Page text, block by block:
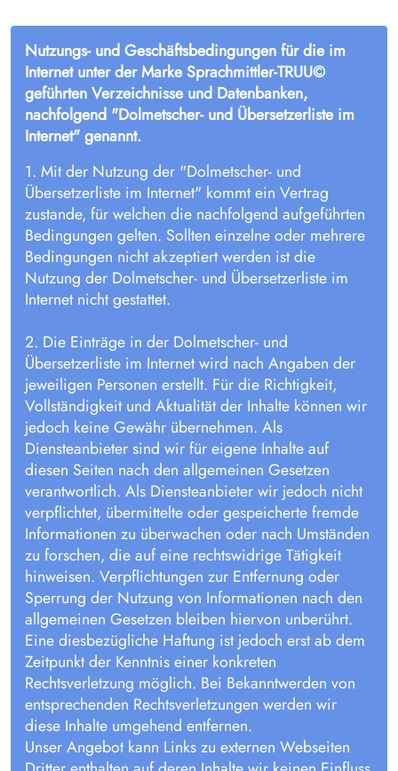
Nutzungs- und Geschäftsbedingungen für die im
Internet unter der Marke Sprachmittler-TRUU©
geführten Verzeichnisse und Datenbanken,
nachfolgend "Dolmetscher- und Übersetzerliste im
Internet" genannt.
1. Mit der Nutzung der "Dolmetscher- und
Übersetzerliste im Internet" kommt ein Vertrag
zustande, für welchen die nachfolgend aufgeführten
Bedingungen gelten. Sollten einzelne oder mehrere
Bedingungen nicht akzeptiert werden ist die
Nutzung der Dolmetscher- und Übersetzerliste im
Internet nicht gestattet.
2. Die Einträge in der Dolmetscher- und
Übersetzerliste im Internet wird nach Angaben der
jeweiligen Personen erstellt. Für die Richtigkeit,
Vollständigkeit und Aktualität der Inhalte können wir
jedoch keine Gewähr übernehmen. Als
Diensteanbieter sind wir für eigene Inhalte auf
diesen Seiten nach den allgemeinen Gesetzen
verantwortlich. Als Diensteanbieter wir jedoch nicht
verpflichtet, übermittelte oder gespeicherte fremde
Informationen zu überwachen oder nach Umständen
zu forschen, die auf eine rechtswidrige Tätigkeit
hinweisen. Verpflichtungen zur Entfernung oder
Sperrung der Nutzung von Informationen nach den
allgemeinen Gesetzen bleiben hiervon unberührt.
Eine diesbezügliche Haftung ist jedoch erst ab dem
Zeitpunkt der Kenntnis einer konkreten
Rechtsverletzung möglich. Bei Bekanntwerden von
entsprechenden Rechtsverletzungen werden wir
diese Inhalte umgehend entfernen.
Unser Angebot kann Links zu externen Webseiten